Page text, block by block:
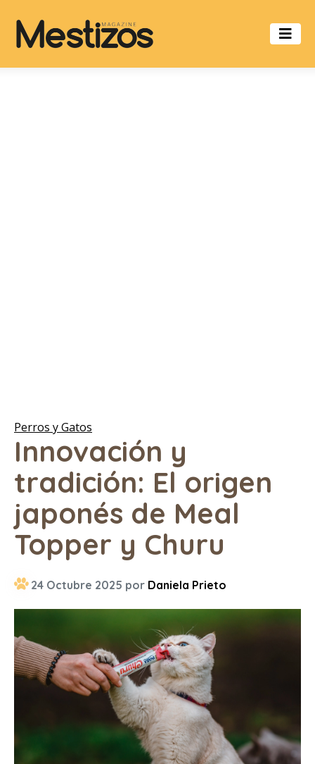
Perros y Gatos
Innovación y
tradición: El origen
japonés de Meal
Topper y Churu
24 Octubre 2025 por Daniela Prieto